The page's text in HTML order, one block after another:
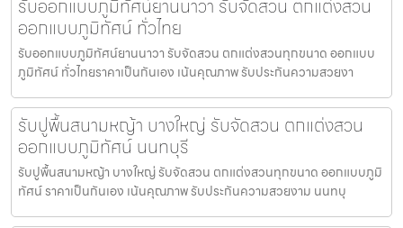
รับออกแบบภูมิทัศน์ยานนาวา รับจัดสวน ตกแต่งสวน
ออกแบบภูมิทัศน์ ทั่วไทย
รับออกแบบภูมิทัศน์ยานนาวา รับจัดสวน ตกแต่งสวนทุกขนาด ออกแบบ
ภูมิทัศน์ ทั่วไทยราคาเป็นกันเอง เน้นคุณภาพ รับประกันความสวยงา
รับปูพื้นสนามหญ้า บางใหญ่ รับจัดสวน ตกแต่งสวน
ออกแบบภูมิทัศน์ นนทบุรี
รับปูพื้นสนามหญ้า บางใหญ่ รับจัดสวน ตกแต่งสวนทุกขนาด ออกแบบภูมิ
ทัศน์ ราคาเป็นกันเอง เน้นคุณภาพ รับประกันความสวยงาม นนทบุ